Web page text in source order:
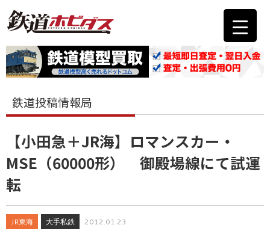
鉄道投稿情報局
【小田急＋JR海】ロマンスカー・
MSE（60000形） 御殿場線にて試運
転
JR東海 大手私鉄 2012.01.23